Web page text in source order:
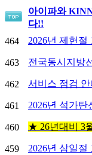
아이파와
다!!
464
2026년 제헌절
463 전국동시지방
462 서비스 점검 안
461 2026년 석가탄
460 ★ 26년대비 3
459 2026년 삼일절